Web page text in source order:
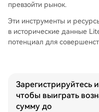
превзойти рынок.
Эти инструменты и
в исторические данные
потенциал для
Зарегистрируйтесь
чтобы выиграть
сумму до